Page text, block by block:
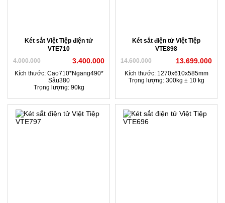
Két sắt Việt Tiệp điện tử
VTE710
4.000.000
3.400.000
Kích thước: Cao710*Ngang490*
Sâu380
Trọng lượng: 90kg
Két sắt điện tử Việt Tiệp
VTE898
14.600.000
13.699.000
Kích thước: 1270x610x585mm
Trọng lượng: 300kg ± 10 kg